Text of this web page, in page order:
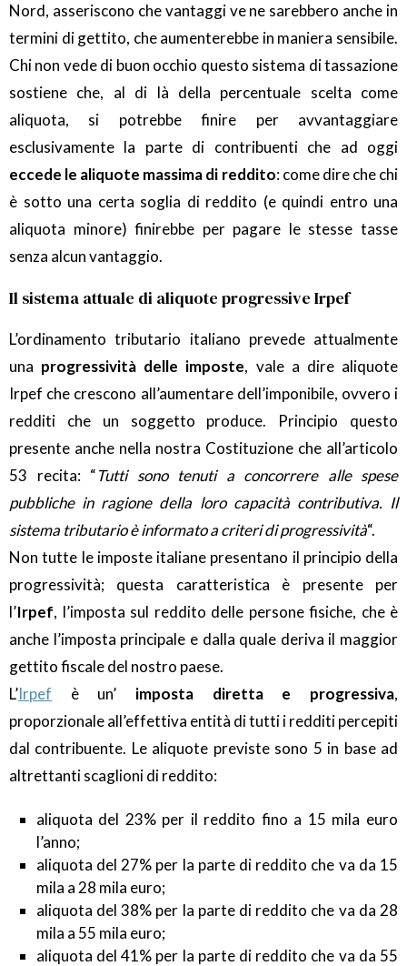
Nord, asseriscono che vantaggi ve ne sarebbero anche in
termini di gettito, che aumenterebbe in maniera sensibile.
Chi non vede di buon occhio questo sistema di tassazione
sostiene che, al di là della percentuale scelta come
aliquota, si potrebbe finire per avvantaggiare
esclusivamente la parte di contribuenti che ad oggi
eccede le aliquote massima di reddito: come dire che chi
è sotto una certa soglia di reddito (e quindi entro una
aliquota minore) finirebbe per pagare le stesse tasse
senza alcun vantaggio.
Il sistema attuale di aliquote progressive Irpef
L’ordinamento tributario italiano prevede attualmente
una progressività delle imposte, vale a dire aliquote
Irpef che crescono all’aumentare dell’imponibile, ovvero i
redditi che un soggetto produce. Principio questo
presente anche nella nostra Costituzione che all’articolo
53 recita: “Tutti sono tenuti a concorrere alle spese
pubbliche in ragione della loro capacità contributiva. Il
sistema tributario è informato a criteri di progressività“.
Non tutte le imposte italiane presentano il principio della
progressività; questa caratteristica è presente per
l’Irpef, l’imposta sul reddito delle persone fisiche, che è
anche l’imposta principale e dalla quale deriva il maggior
gettito fiscale del nostro paese.
L’Irpef è un’ imposta diretta e progressiva,
proporzionale all’effettiva entità di tutti i redditi percepiti
dal contribuente. Le aliquote previste sono 5 in base ad
altrettanti scaglioni di reddito:
aliquota del 23% per il reddito fino a 15 mila euro
l’anno;
aliquota del 27% per la parte di reddito che va da 15
mila a 28 mila euro;
aliquota del 38% per la parte di reddito che va da 28
mila a 55 mila euro;
aliquota del 41% per la parte di reddito che va da 55